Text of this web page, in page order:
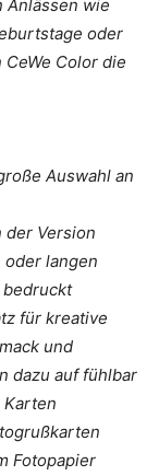
Anlässen wie
oder
Color die
Auswahl an
der Version
langen
für kreative
und
dazu auf fühlbar
Fotopapier